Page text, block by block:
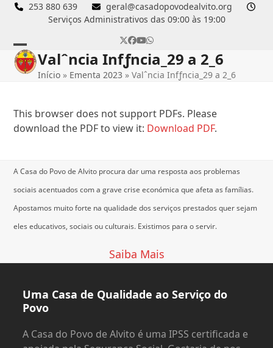
Skip
253 880 639
geral@casadopovodealvito.org
Serviços Administrativos das 09:00 às 19:00
Twitter
Facebook
YouTube
Whatsapp
Open
mobile
Close
mobile
Valˆncia Infƒncia_29 a 2_6
Início » Ementa 2023 »Valˆncia Infƒncia_29 a 2_6
This browser does not support PDFs. Please
download the PDF to view it: Download PDF.
A Casa do Povo de Alvito procura dar uma resposta aos problemas
sociais acentuados com a grave crise económica que afeta as famílias.
Apostamos muito forte na qualidade dos serviços prestados quer sejam
eles educativos, sociais ou culturais. Existimos para o servir.
Saiba Mais
Uma Casa de Qualidade ao Serviço do
Povo
A Casa do Povo de Alvito é uma IPSS certificada e